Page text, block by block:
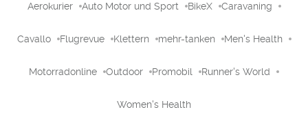
Aerokurier Auto Motor und Sport BikeX Caravaning
Cavallo Flugrevue Klettern mehr-tanken Men's Health
Motorradonline Outdoor Promobil Runner's World
Women's Health